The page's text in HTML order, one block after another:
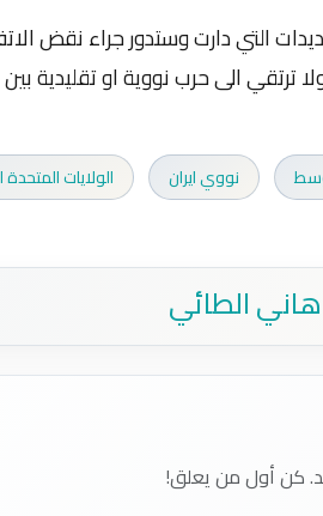
التي دارت وستدور جراء نقض
ترتقي الى حرب نووية او تقليدية بين
نووي ايران الولايات المتحدة
الطائي
كن أول من يعلق!